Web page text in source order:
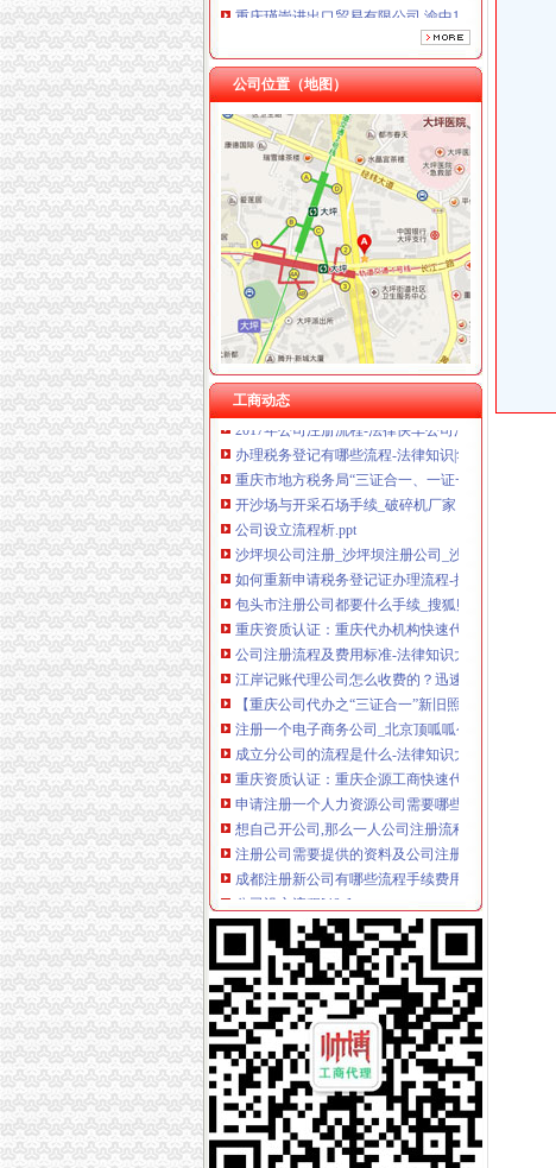
重庆斯帕索商贸有限公司 渝中500万 （进出口权）
重庆德谋生产力促进中心有限公司 渝大10万 （工
成都国科海博信息技术股份有限公司重庆分公司
公司位置（地图）
工商动态
沙坪坝区办税务登记证流程
单位纳税人、个体工商户、分支机构办理税务登记
开沙场与开采石场手续_破碎机厂家
注册个公司要多少钱？注册公司流程步骤_更富学
重庆沙坪坝工商**公司注册重庆沙坪坝工商**优惠
税务登记证补办流程第一文库网
重庆沙坪坝门户网
重庆--中国政协新闻网--人民网
2017年公司注册流程-法律快车公司法
办理税务登记有哪些流程-法律知识|华律网（
重庆市地方税务局“三证合一、一证一码”登记模式
开沙场与开采石场手续_破碎机厂家
公司设立流程析.ppt
沙坪坝公司注册_沙坪坝注册公司_沙坪坝代办注册
如何重新申请税务登记证办理流程-搜问问
包头市注册公司都要什么手续_搜狐财经_搜狐网
重庆资质认证：重庆代办机构快速代办房地产开发
公司注册流程及费用标准-法律知识大全|律师
江岸记账代理公司怎么收费的？迅速办理找哪家？-
【重庆公司代办之“三证合一”新旧照换领的流程】-
注册一个电子商务公司_北京顶呱呱公司注册_搜狐
成立分公司的流程是什么-法律知识大全|律师
重庆资质认证：重庆企源工商快速代办渝中区的房
申请注册一个人力资源公司需要哪些流程和费用。
想自己开公司,那么一人公司注册流程是什么？_搜
注册公司需要提供的资料及公司注册流程-搜百科
成都注册新公司有哪些流程手续费用？_贝多财务
公司设立流程[46p].ppt
食品公司在沙坪坝区办注册要多久能开始运营_上海
办理企业税务登记证-税务代理-武汉八方鼎力财务咨
【税务登记证】税务登记证有效期税务登记证如何
公司设立登记服务工作流程-姜爱律师文集
北京公司注册流程及注意事项_百度经验
资本管理公司注册条件,办理公司注册的条件
重庆沙坪坝工商**公司注册重庆沙坪坝工商**优惠
沙坪坝哪里可以办理,沙坪坝哪里能够办理个人无押|
《营业执照黑名单查询》
注册个公司要多少钱？注册公司流程步骤_更富学院
重庆代办营业执照-重庆航桥财务咨询有限公司